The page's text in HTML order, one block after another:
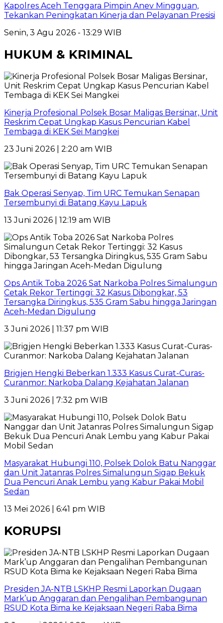
Kapolres Aceh Tenggara Pimpin Anev Mingguan,
Tekankan Peningkatan Kinerja dan Pelayanan Presisi
Senin, 3 Agu 2026 - 13:29 WIB
HUKUM & KRIMINAL
Kinerja Profesional Polsek Bosar Maligas Bersinar, Unit
Reskrim Cepat Ungkap Kasus Pencurian Kabel
Tembaga di KEK Sei Mangkei
23 Juni 2026 | 2:20 am WIB
Bak Operasi Senyap, Tim URC Temukan Senapan
Tersembunyi di Batang Kayu Lapuk
13 Juni 2026 | 12:19 am WIB
Ops Antik Toba 2026 Sat Narkoba Polres Simalungun
Cetak Rekor Tertinggi: 32 Kasus Dibongkar, 53
Tersangka Diringkus, 535 Gram Sabu hingga Jaringan
Aceh-Medan Digulung
3 Juni 2026 | 11:37 pm WIB
Brigjen Hengki Beberkan 1.333 Kasus Curat-Curas-
Curanmor: Narkoba Dalang Kejahatan Jalanan
3 Juni 2026 | 7:32 pm WIB
Masyarakat Hubungi 110, Polsek Dolok Batu Nanggar
dan Unit Jatanras Polres Simalungun Sigap Bekuk
Dua Pencuri Anak Lembu yang Kabur Pakai Mobil
Sedan
13 Mei 2026 | 6:41 pm WIB
KORUPSI
Presiden JA-NTB LSKHP Resmi Laporkan Dugaan
Mark’up Anggaran dan Pengalihan Pembangunan
RSUD Kota Bima ke Kejaksaan Negeri Raba Bima